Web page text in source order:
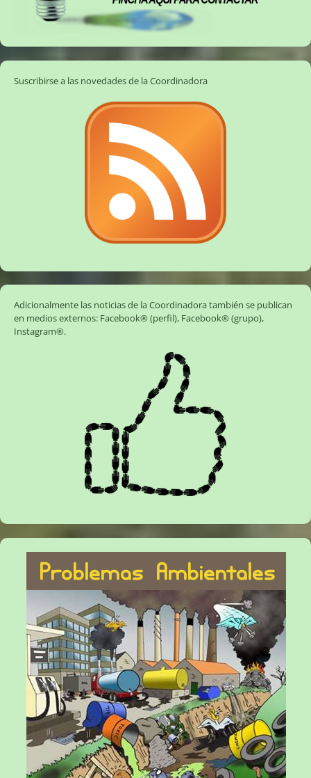
Suscribirse a las novedades de la Coordinadora
Adicionalmente las noticias de la Coordinadora también se publican
en medios externos: Facebook® (perfil), Facebook® (grupo),
Instagram®.